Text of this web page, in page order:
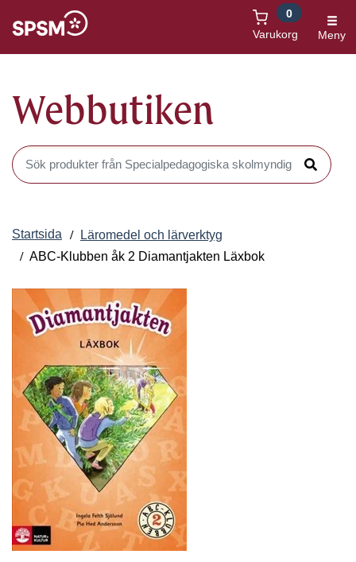
Varukorg
0
Meny
Webbutiken
Sök produkter i Webbutiken
Sök
Startsida
Läromedel och lärverktyg
ABC-Klubben åk 2 Diamantjakten Läxbok